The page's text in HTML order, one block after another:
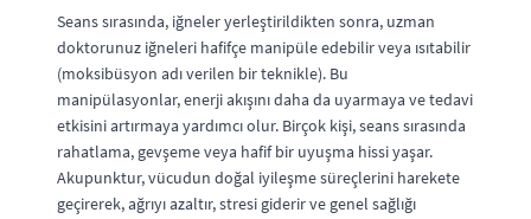
Seans sırasında, iğneler yerleştirildikten sonra, uzman
doktorunuz iğneleri hafifçe manipüle edebilir veya ısıtabilir
(moksibüsyon adı verilen bir teknikle). Bu
manipülasyonlar, enerji akışını daha da uyarmaya ve tedavi
etkisini artırmaya yardımcı olur. Birçok kişi, seans sırasında
rahatlama, gevşeme veya hafif bir uyuşma hissi yaşar.
Akupunktur, vücudun doğal iyileşme süreçlerini harekete
geçirerek, ağrıyı azaltır, stresi giderir ve genel sağlığı